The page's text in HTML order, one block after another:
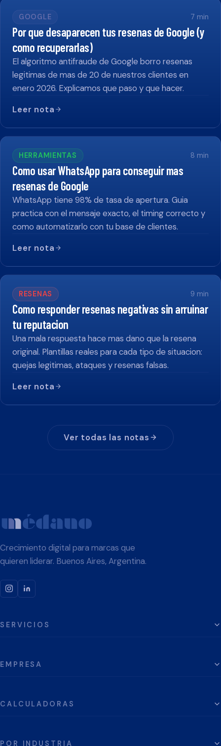
GOOGLE 7 min
Por que desaparecen tus resenas de Google (y
como recuperarlas)
El algoritmo antifraude de Google borro resenas
legitimas de mas de 20 de nuestros clientes en
enero 2026. Explicamos que paso y que hacer.
Leer nota
HERRAMIENTAS 8 min
Como usar WhatsApp para conseguir mas
resenas de Google
WhatsApp tiene 98% de tasa de apertura. Guia
practica con el mensaje exacto, el timing correcto y
como automatizarlo con tu base de clientes.
Leer nota
RESENAS 9 min
Como responder resenas negativas sin arruinar
tu reputacion
Una mala respuesta hace mas dano que la resena
original. Plantillas reales para cada tipo de situacion:
quejas legitimas, ataques y resenas falsas.
Leer nota
Ver todas las notas
Crecimiento digital para marcas que
quieren liderar. Buenos Aires, Argentina.
SERVICIOS
EMPRESA
CALCULADORAS
POR INDUSTRIA